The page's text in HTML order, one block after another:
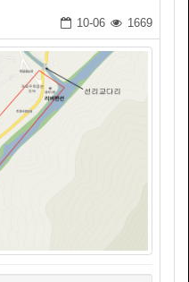
10-06 1669